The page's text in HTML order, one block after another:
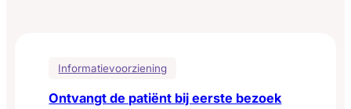
Informatievoorziening
Ontvangt de patiënt bij eerste bezoek